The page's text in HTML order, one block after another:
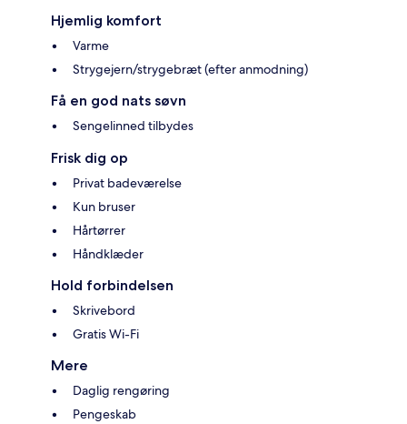
Hjemlig komfort
Varme
Strygejern/strygebræt (efter anmodning)
Få en god nats søvn
Sengelinned tilbydes
Frisk dig op
Privat badeværelse
Kun bruser
Hårtørrer
Håndklæder
Hold forbindelsen
Skrivebord
Gratis Wi-Fi
Mere
Daglig rengøring
Pengeskab